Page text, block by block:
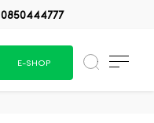
0850444777
E-SHOP